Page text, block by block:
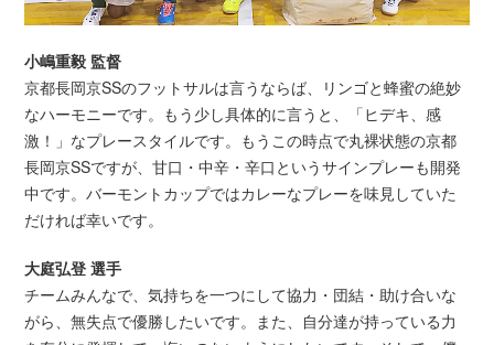
小嶋重毅 監督
京都長岡京SSのフットサルは言うならば、リンゴと蜂蜜の絶妙
なハーモニーです。もう少し具体的に言うと、「ヒデキ、感
激！」なプレースタイルです。もうこの時点で丸裸状態の京都
長岡京SSですが、甘口・中辛・辛口というサインプレーも開発
中です。バーモントカップではカレーなプレーを味見していた
だければ幸いです。
大庭弘登 選手
チームみんなで、気持ちを一つにして協力・団結・助け合いな
がら、無失点で優勝したいです。また、自分達が持っている力